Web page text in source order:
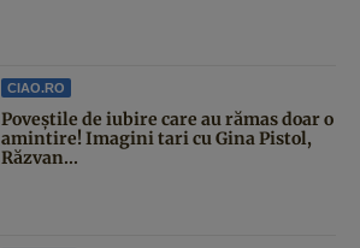
CIAO.RO
Poveştile de iubire care au rămas doar o
amintire! Imagini tari cu Gina Pistol,
Răzvan...